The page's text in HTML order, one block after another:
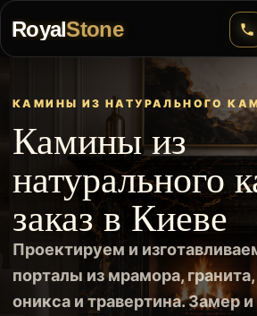
RoyalStone
КАМИНЫ ИЗ НАТУРАЛЬНОГО
Камины из
натурального
заказ в Киеве
Проектируем и
порталы из мрамора,
оникса и травертина. Замер